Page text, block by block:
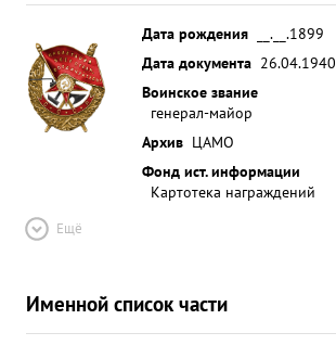
Дата рождения
__.__.1899
Дата документа 26.04.1940
Воинское звание
генерал-майор
Архив ЦАМО
Фонд ист. информации
Картотека награждений
Ещё
Именной список части